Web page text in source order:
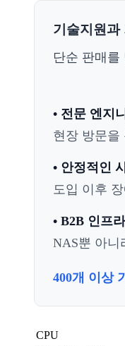
기술지원과
단순 판매를
• 전문 엔지
현장 방문을
• 안정적인
도입 이후
• B2B 인프
NAS뿐 아니
400개 이상
CPU